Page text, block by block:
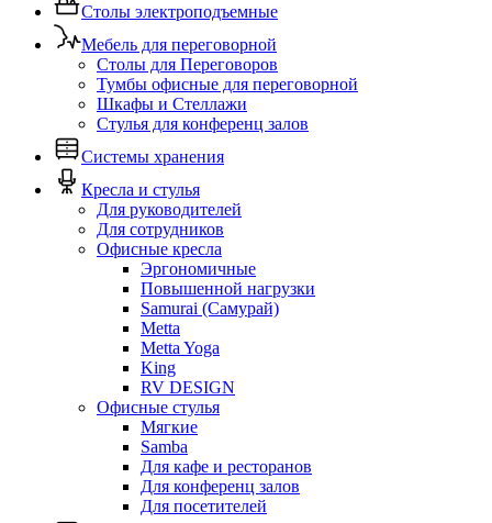
Столы электроподъемные
Мебель для переговорной
Столы для Переговоров
Тумбы офисные для переговорной
Шкафы и Стеллажи
Стулья для конференц залов
Системы хранения
Кресла и стулья
Для руководителей
Для сотрудников
Офисные кресла
Эргономичные
Повышенной нагрузки
Samurai (Самурай)
Metta
Metta Yoga
King
RV DESIGN
Офисные стулья
Мягкие
Samba
Для кафе и ресторанов
Для конференц залов
Для посетителей